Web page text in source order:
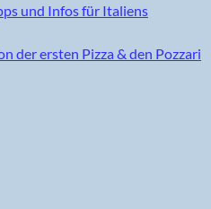
und Infos für Italiens
der ersten Pizza & den Pozzari